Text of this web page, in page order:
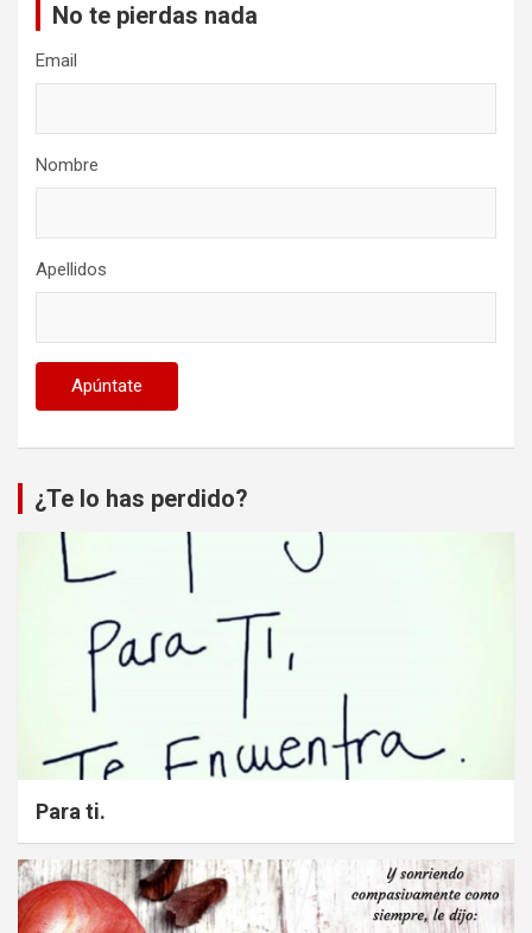
No te pierdas nada
Email
Nombre
Apellidos
¿Te lo has perdido?
Para ti.